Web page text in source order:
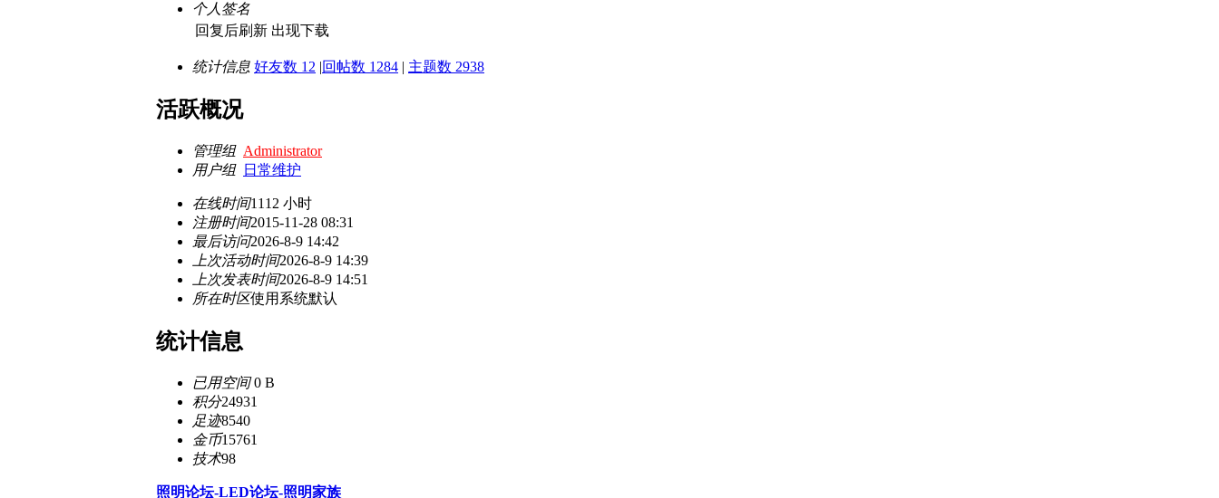
个人签名
回复后刷新 出现下载
统计信息 好友数 12 |回帖数 1284 | 主题数 2938
活跃概况
管理组 Administrator
用户组 日常维护
在线时间1112 小时
注册时间2015-11-28 08:31
最后访问2026-8-9 14:42
上次活动时间2026-8-9 14:39
上次发表时间2026-8-9 14:51
所在时区使用系统默认
统计信息
已用空间0 B
积分24931
足迹8540
金币15761
技术98
照明论坛-LED论坛-照明家族